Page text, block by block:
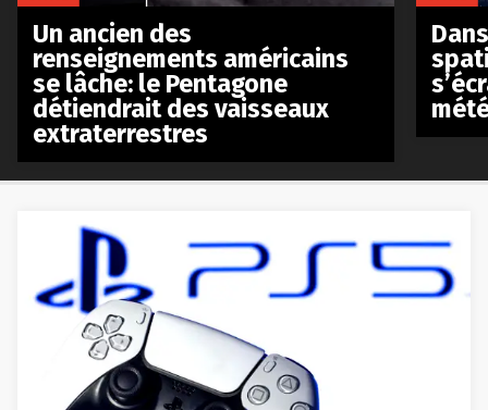
Un ancien des
renseignements américains
se lâche: le Pentagone
détiendrait des vaisseaux
extraterrestres